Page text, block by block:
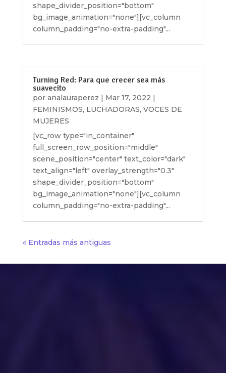
shape_divider_position="bottom"
bg_image_animation="none"][vc_column
column_padding="no-extra-padding"...
Turning Red: Para que crecer sea más
suavecito
por analauraperez | Mar 17, 2022 |
FEMINISMOS, LUCHADORAS, VOCES DE
MUJERES
[vc_row type="in_container"
full_screen_row_position="middle"
scene_position="center" text_color="dark"
text_align="left" overlay_strength="0.3"
shape_divider_position="bottom"
bg_image_animation="none"][vc_column
column_padding="no-extra-padding"...
« Entradas más antiguas